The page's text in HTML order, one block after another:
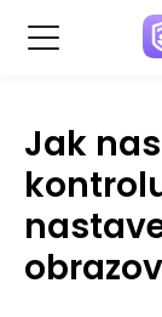
Jak